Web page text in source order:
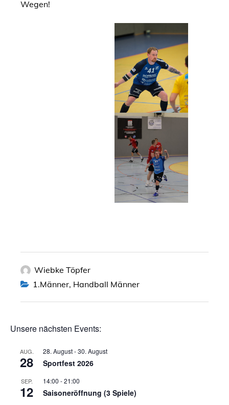
Wegen!
Wiebke Töpfer
1.Männer, Handball Männer
Unsere nächsten Events:
AUG.
28
28. August-30. August
Sportfest 2026
SEP.
12
14:00 -21:00
Saisoneröffnung (3 Spiele)